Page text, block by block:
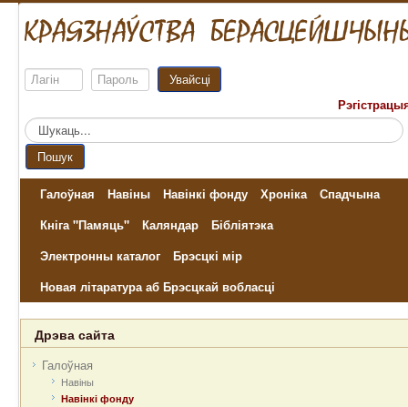
Увайсці
Пошук...
Пошук
Галоўная Навіны Навінкі фонду Хроніка
Спадчына
Кніга "Памяць"
Каляндар
Бібліятэка
Электронны каталог
Брэсцкі мір
Новая літаратура аб Брэсцкай вобласці
Дрэва сайта
Галоўная
Навіны
Навінкі фонду